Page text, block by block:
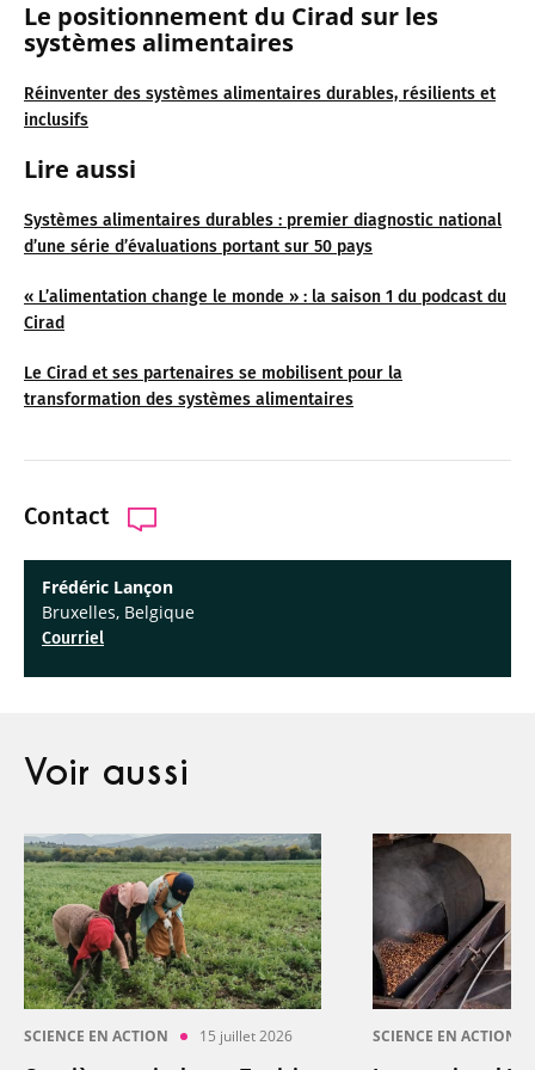
Le positionnement du Cirad sur les
systèmes alimentaires
Réinventer des systèmes alimentaires durables, résilients et
inclusifs
Lire aussi
Systèmes alimentaires durables : premier diagnostic national
d’une série d’évaluations portant sur 50 pays
« L’alimentation change le monde » : la saison 1 du podcast du
Cirad
Le Cirad et ses partenaires se mobilisent pour la
transformation des systèmes alimentaires
Contact
Frédéric Lançon
Bruxelles, Belgique
Courriel
Voir aussi
SCIENCE EN ACTION 15 juillet 2026 SCIENCE EN ACTION